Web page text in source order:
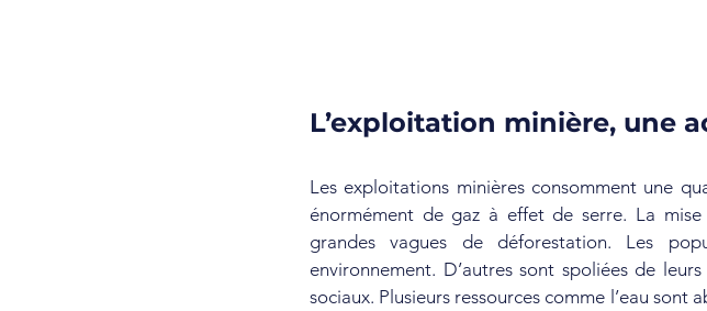
L’exploitation minière, une
Les exploitations minières consomment une
énormément de gaz à effet de serre. La
grandes vagues de déforestation. Les
environnement. D’autres sont spoliées de
sociaux. Plusieurs ressources comme l’eau